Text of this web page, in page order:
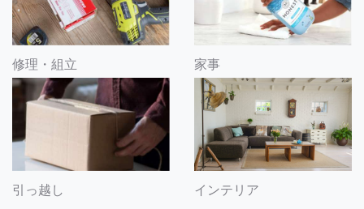
修理・組立 家事
引っ越し インテリア